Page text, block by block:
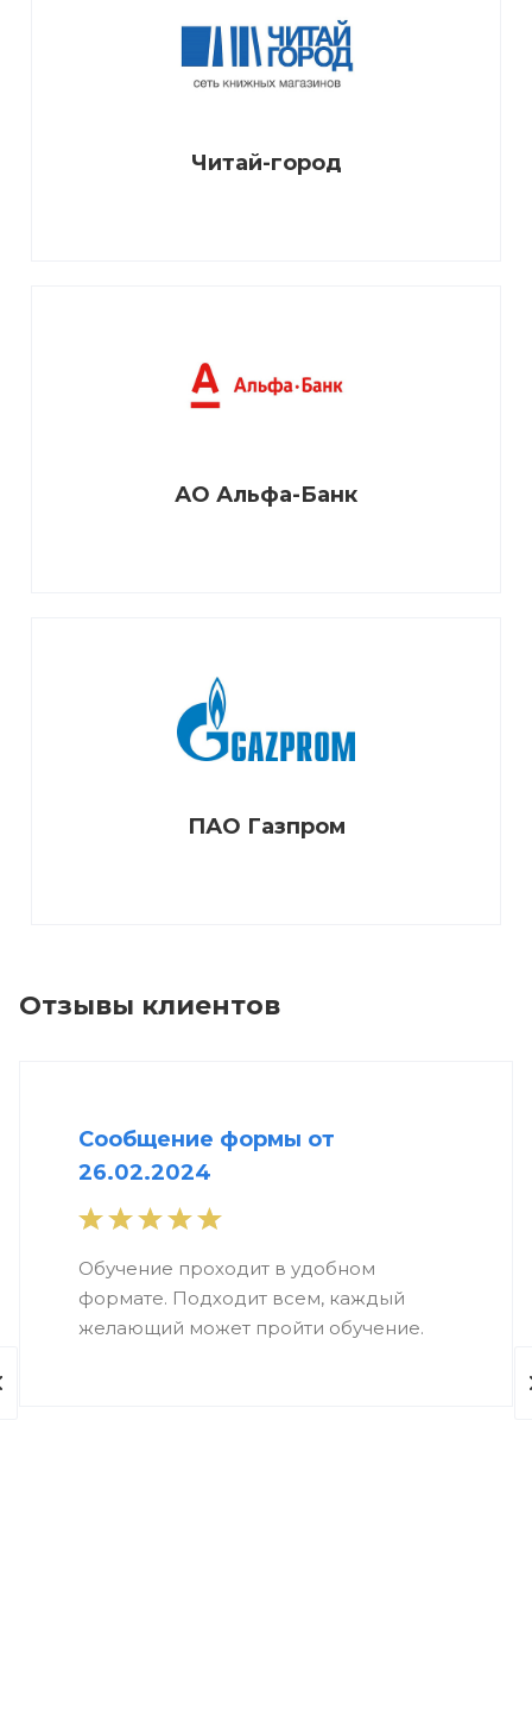
Читай-город
АО Альфа-Банк
ПАО Газпром
Отзывы клиентов
Сообщение формы от
26.02.2024
Обучение проходит в удобном
формате. Подходит всем, каждый
желающий может пройти обучение.